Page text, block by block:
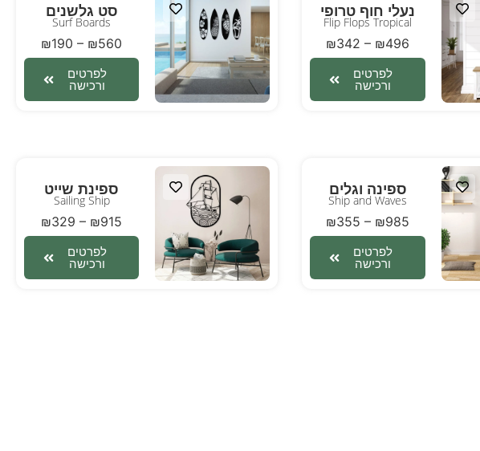
נעלי חוף טרופי
Flip Flops Tropical
₪342 – ₪496
לפרטים
ורכישה
סט גלשנים
Surf Boards
₪190 – ₪560
לפרטים
ורכישה
ספינה וגלים
Ship and Waves
₪355 – ₪985
לפרטים
ורכישה
ספינת שייט
Sailing Ship
₪329 – ₪915
לפרטים
ורכישה